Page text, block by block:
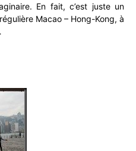
En fait, c’est juste un
Macao – Hong-Kong, à